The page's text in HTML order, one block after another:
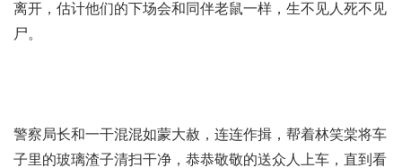
离开，估计他们的下场会和同伴老鼠一样，生不见人死不见
尸。
警察局长和一干混混如蒙大赦，连连作揖，帮着林笑棠将车
子里的玻璃渣子清扫干净，恭恭敬敬的送众人上车，直到看